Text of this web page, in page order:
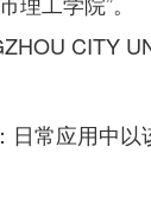
CITY
日常应用中以